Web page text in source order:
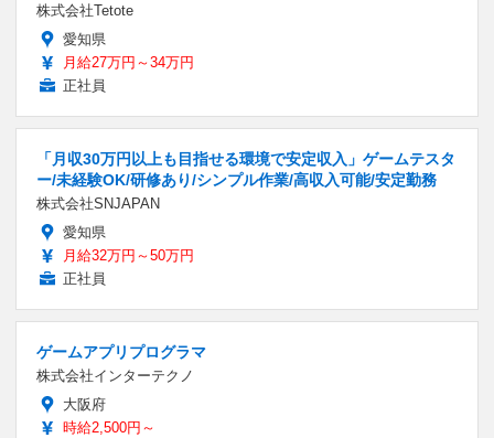
株式会社Tetote
愛知県
月給27万円～34万円
正社員
「月収30万円以上も目指せる環境で安定収入」ゲームテスタ
ー/未経験OK/研修あり/シンプル作業/高収入可能/安定勤務
株式会社SNJAPAN
愛知県
月給32万円～50万円
正社員
ゲームアプリプログラマ
株式会社インターテクノ
大阪府
時給2,500円～